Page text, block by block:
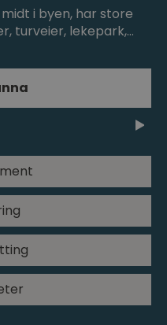
i byen, har store
turveier, lekepark,…